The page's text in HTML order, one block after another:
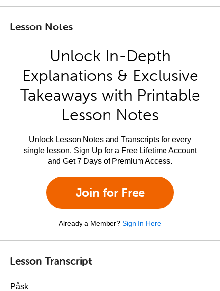
Lesson Notes
Unlock In-Depth
Explanations & Exclusive
Takeaways with Printable
Lesson Notes
Unlock Lesson Notes and Transcripts for every
single lesson. Sign Up for a Free Lifetime Account
and Get 7 Days of Premium Access.
Join for Free
Already a Member? Sign In Here
Lesson Transcript
Påsk